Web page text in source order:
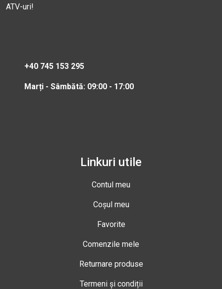
ATV-uri!
+40 745 153 295
Marți - Sâmbătă: 09:00 - 17:00
Linkuri utile
Contul meu
Coșul meu
Favorite
Comenzile mele
Returnare produse
Termeni și condiții